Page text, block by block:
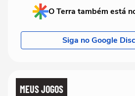
O Terra também está
Siga no Google
MEUS JOGOS